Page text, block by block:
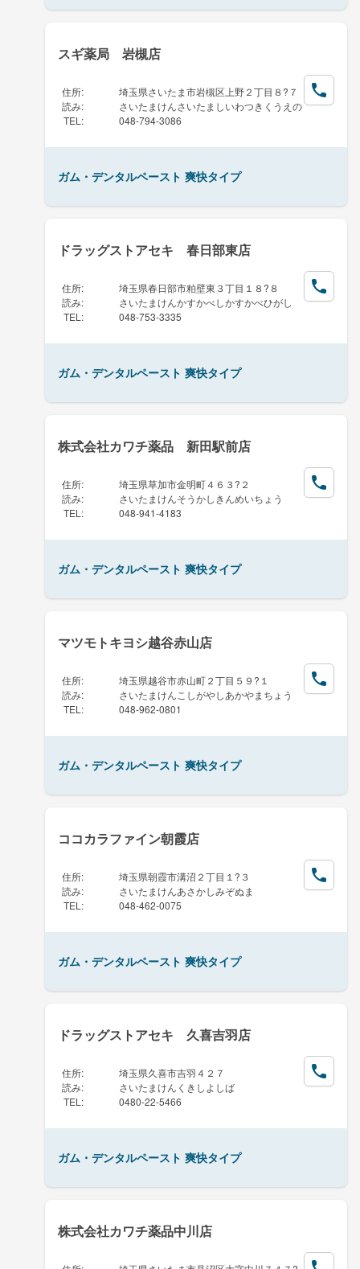
スギ薬局 岩槻店
住所:
埼玉県さいたま市岩槻区上野２丁目８?７
読み:
さいたまけんさいたましいわつきくうえの
TEL : 048-794-3086
ガム・デンタルペースト 爽快タイプ
ドラッグストアセキ 春日部東店
住所:
埼玉県春日部市粕壁東３丁目１８?８
読み:
さいたまけんかすかべしかすかべひがし
TEL : 048-753-3335
ガム・デンタルペースト 爽快タイプ
株式会社カワチ薬品 新田駅前店
住所:
埼玉県草加市金明町４６３?２
読み:
さいたまけんそうかしきんめいちょう
TEL : 048-941-4183
ガム・デンタルペースト 爽快タイプ
マツモトキヨシ越谷赤山店
住所:
埼玉県越谷市赤山町２丁目５９?１
読み:
さいたまけんこしがやしあかやまちょう
TEL : 048-962-0801
ガム・デンタルペースト 爽快タイプ
ココカラファイン朝霞店
住所:
埼玉県朝霞市溝沼２丁目１?３
読み:
さいたまけんあさかしみぞぬま
TEL : 048-462-0075
ガム・デンタルペースト 爽快タイプ
ドラッグストアセキ 久喜吉羽店
住所:
埼玉県久喜市吉羽４２７
読み:
さいたまけんくきしよしば
TEL : 0480-22-5466
ガム・デンタルペースト 爽快タイプ
株式会社カワチ薬品中川店